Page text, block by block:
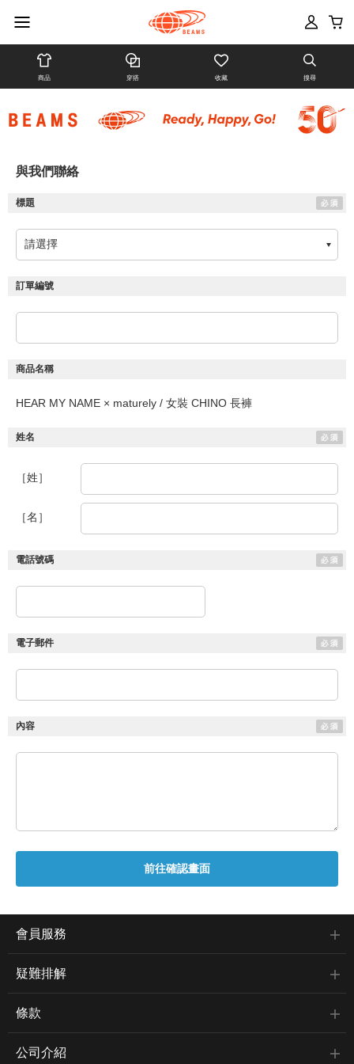
商品 穿搭 收藏 搜尋
與我們聯絡
標題
訂單編號
商品名稱
HEAR MY NAME × maturely / 女裝 CHINO 長褲
姓名
［姓］
［名］
電話號碼
電子郵件
內容
會員服務
疑難排解
條款
公司介紹